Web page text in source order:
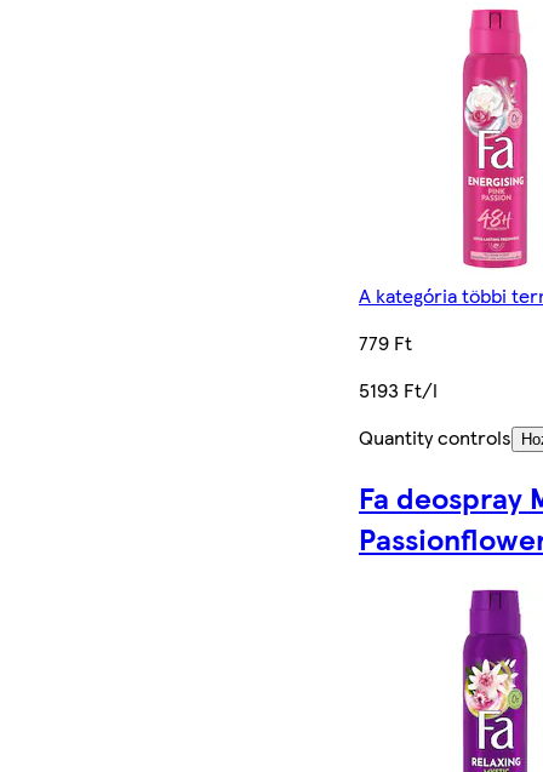
A kategória többi
779 Ft
5193 Ft/l
Quantity controls
Fa deospray